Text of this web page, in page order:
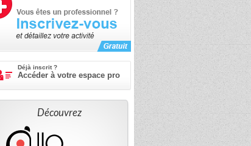
Déjà inscrit ?
Accéder à votre espace pro
Découvrez